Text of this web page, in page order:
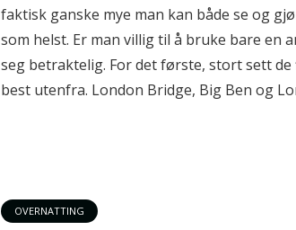
faktisk ganske mye man kan både se og
som helst. Er man villig til å bruke bare en
seg betraktelig. For det første, stort sett
best utenfra. London Bridge, Big Ben og
OVERNATTING